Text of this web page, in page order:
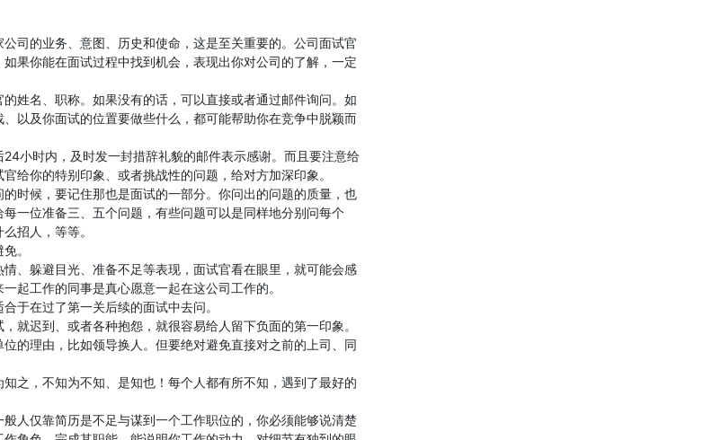
司的业务、意图、历史和使命，这是至关重要的。公司面试官
果你能在面试过程中找到机会，表现出你对公司的了解，一定
姓名、职称。如果没有的话，可以直接或者通过邮件询问。如
以及你面试的位置要做些什么，都可能帮助你在竞争中脱颖而
24小时内，及时发一封措辞礼貌的邮件表示感谢。而且要注意给
给你的特别印象、或者挑战性的问题，给对方加深印象。
时候，要记住那也是面试的一部分。你问出的问题的质量，也
一位准备三、五个问题，有些问题可以是同样地分别问每个
招人，等等。
。
、躲避目光、准备不足等表现，面试官看在眼里，就可能会感
起工作的同事是真心愿意一起在这公司工作的。
于在过了第一关后续的面试中去问。
就迟到、或者各种抱怨，就很容易给人留下负面的第一印象。
的理由，比如领导换人。但要绝对避免直接对之前的上司、同
知之，不知为不知、是知也！每个人都有所不知，遇到了最好的
般人仅靠简历是不足与谋到一个工作职位的，你必须能够说清楚